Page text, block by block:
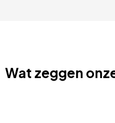
Wat zeggen